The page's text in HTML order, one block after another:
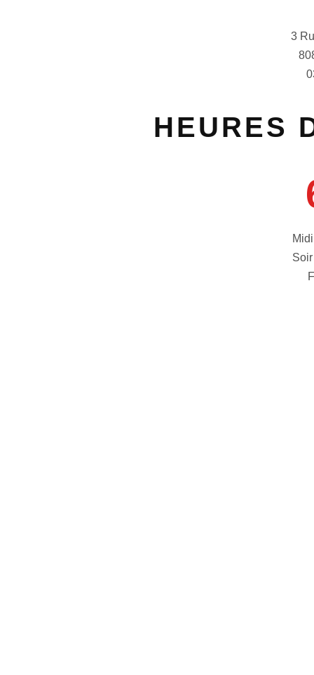
3
HEURES